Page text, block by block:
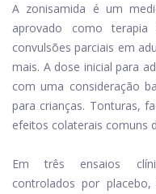
A zonisamida é um
aprovado como
convulsões parciais em
mais. A dose inicial para
com uma consideração
para crianças. Tonturas,
efeitos colaterais comuns
Em três ensaios
controlados por